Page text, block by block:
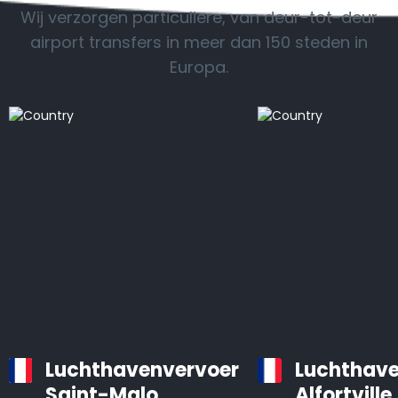
Wij verzorgen particuliere, van deur-tot-deur
airport transfers in meer dan 150 steden in
Europa.
Luchthavenvervoer